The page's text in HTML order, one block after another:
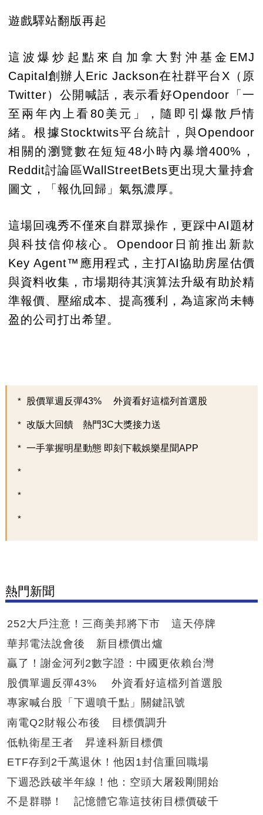
遊戲驛站翻版再起
這波爆炒起點來自加拿大對沖基金EMJ
Capital創辦人Eric Jackson在社群平台X（原
Twitter）公開喊話，表示看好Opendoor「一
至兩年內上看80美元」，隨即引爆散戶情
緒。根據Stocktwits平台統計，與Opendoor
相關的瀏覽數在短短48小時內暴增400%，
Reddit討論區WallStreetBets更出現大量持倉
圖文，「報仇回歸」氣氛濃厚。
這場回魂秀不僅來自群眾操作，更踩中AI題材
與科技信仰核心。Opendoor日前推出新款
Key Agent™應用程式，主打AI協助房屋估價
與資料收集，市場期待其演算法升級有助於精
準報價、壓縮成本、提高獲利，為這家尚未轉
盈的公司打出希望。
股價單週反彈43% 外資看好這檔列首選股
改版大回饋 熱門3C大獎接力送
一手掌握明星動態 即刻下載娛樂星聞APP
熱門新聞
252大戶注意！三商美邦將下市 這天停牌
華邦電法說會後 新目標價出爐
贏了！謝金河列2數字證：中國更依賴台灣
股價單週反彈43% 外資看好這檔列首選股
專家喊台股「下週噴千點」關鍵訊號
南電Q2財報公布後 目標價調升
低軌衛星王者 昇達科新目標價
ETF存到2千萬退休！他因1封信重回職場
下週恐跌破半年線！他：空頭大屠殺剛開始
不是群聯！ 記憶體它靠這技術目標價破千